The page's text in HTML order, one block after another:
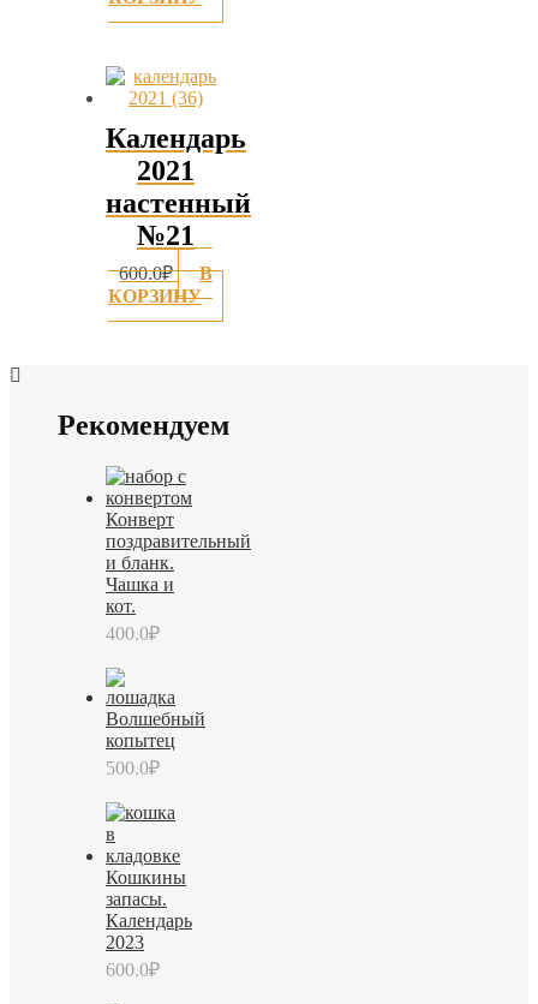
Календарь
2021
настенный
№21
600.0₽
В
КОРЗИНУ
Рекомендуем
Конверт
поздравительный
и бланк.
Чашка и
кот.
400.0₽
Волшебный
копытец
500.0₽
Кошкины
запасы.
Календарь
2023
600.0₽